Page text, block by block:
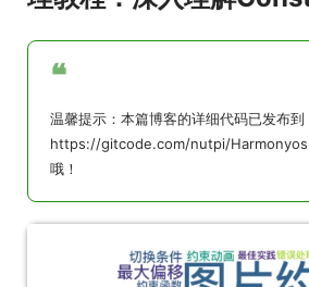
❝
温馨提示：本篇博客的详细代码已发布到
https://gitcode.com/nutpi/
哦！